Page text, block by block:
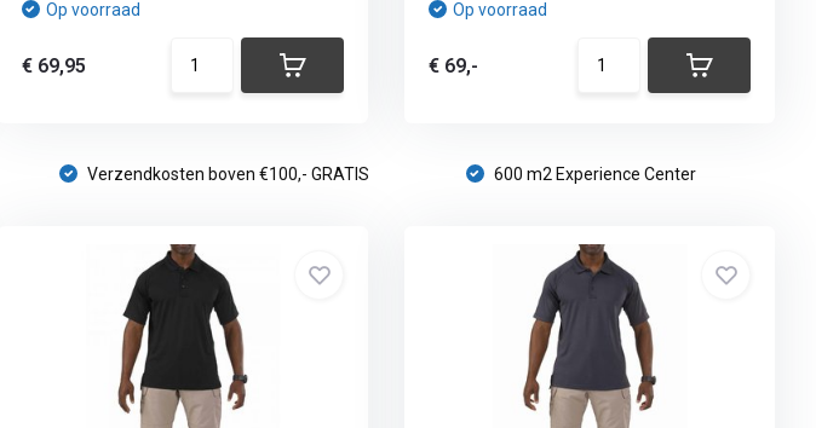
Op voorraad
€ 69,95
Op voorraad
€ 69,-
Verzendkosten boven €100,- GRATIS 600 m2 Experience Center